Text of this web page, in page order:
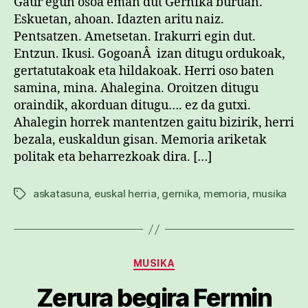
Eskuetan, ahoan. Idazten aritu naiz.
Pentsatzen. Ametsetan. Irakurri egin dut.
Entzun. Ikusi. GogoanÂ izan ditugu ordukoak,
gertatutakoak eta hildakoak. Herri oso baten
samina, mina. Ahalegina. Oroitzen ditugu
oraindik, akorduan ditugu…. ez da gutxi.
Ahalegin horrek mantentzen gaitu bizirik, herri
bezala, euskaldun gisan. Memoria ariketak
politak eta beharrezkoak dira. […]
Etiketakaskatasuna, euskal herria, gernika, memoria, musika
Kategoriak
MUSIKA
Zerura begira Fermin